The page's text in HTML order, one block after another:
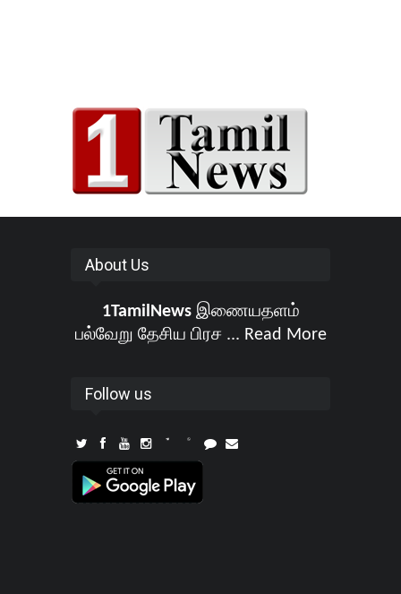
About Us
1TamilNewsஇணையதளம்
பல்வேறு தேசிய பிரச ... Read More
Follow us